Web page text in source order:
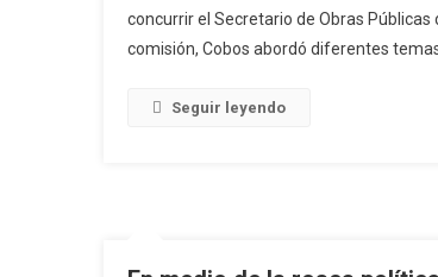
concurrir el Secretario de Obras Públicas
comisión, Cobos abordó diferentes
Seguir leyendo